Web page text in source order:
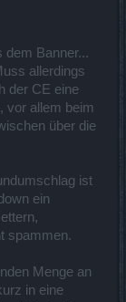
dem Banner...
allerdings
der CE eine
vor allem beim
über die
ist
ein
spammen.
Menge an
in eine